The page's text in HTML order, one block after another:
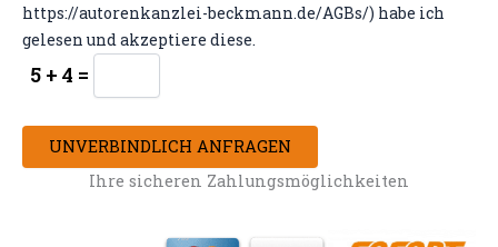
https://autorenkanzlei-beckmann.de/AGBs/) habe ich
gelesen und akzeptiere diese.
5 + 4 =
UNVERBINDLICH ANFRAGEN
Ihre sicheren Zahlungsmöglichkeiten